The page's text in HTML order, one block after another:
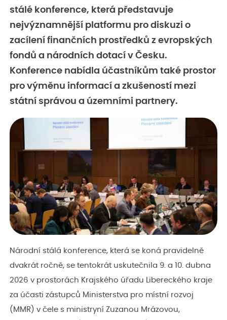
stálé konference, která představuje
nejvýznamnější platformu pro diskuzi o
zacílení finančních prostředků z evropských
fondů a národních dotací v Česku.
Konference nabídla účastníkům také prostor
pro výměnu informací a zkušeností mezi
státní správou a územními partnery.
Národní stálá konference, která se koná pravidelně
dvakrát ročně, se tentokrát uskutečnila 9. a 10. dubna
2026 v prostorách Krajského úřadu Libereckého kraje
za účasti zástupců Ministerstva pro místní rozvoj
(MMR) v čele s ministryní Zuzanou Mrázovou,